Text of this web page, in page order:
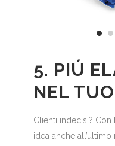
5. PIÚ
NEL
Clienti indecisi? Con
idea anche all’ultimo